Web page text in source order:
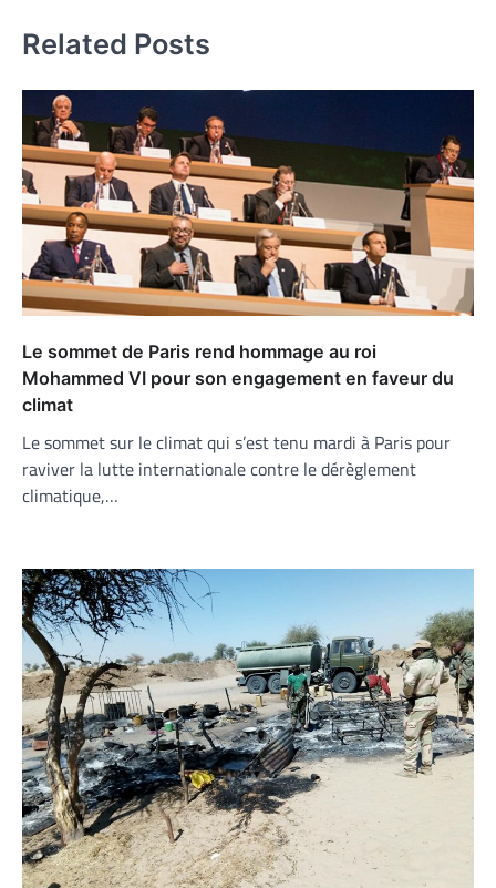
Related Posts
Le sommet de Paris rend hommage au roi
Mohammed VI pour son engagement en faveur du
climat
Le sommet sur le climat qui s’est tenu mardi à Paris pour
raviver la lutte internationale contre le dérèglement
climatique,…